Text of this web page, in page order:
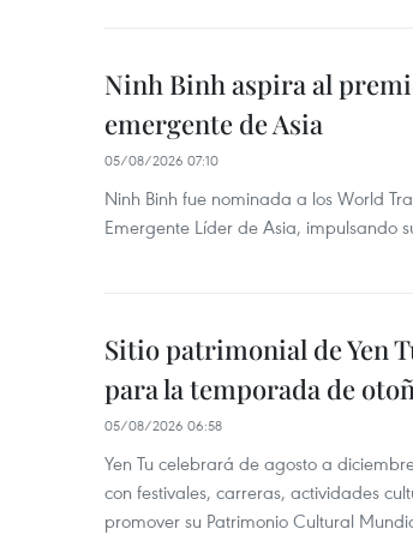
Ninh Binh aspira al
emergente de Asia
05/08/2026 07:10
Ninh Binh fue nominada a los World
Emergente Líder de Asia, impulsando
Sitio patrimonial de Yen
para la temporada de
05/08/2026 06:58
Yen Tu celebrará de agosto a
con festivales, carreras, actividades
promover su Patrimonio Cultural